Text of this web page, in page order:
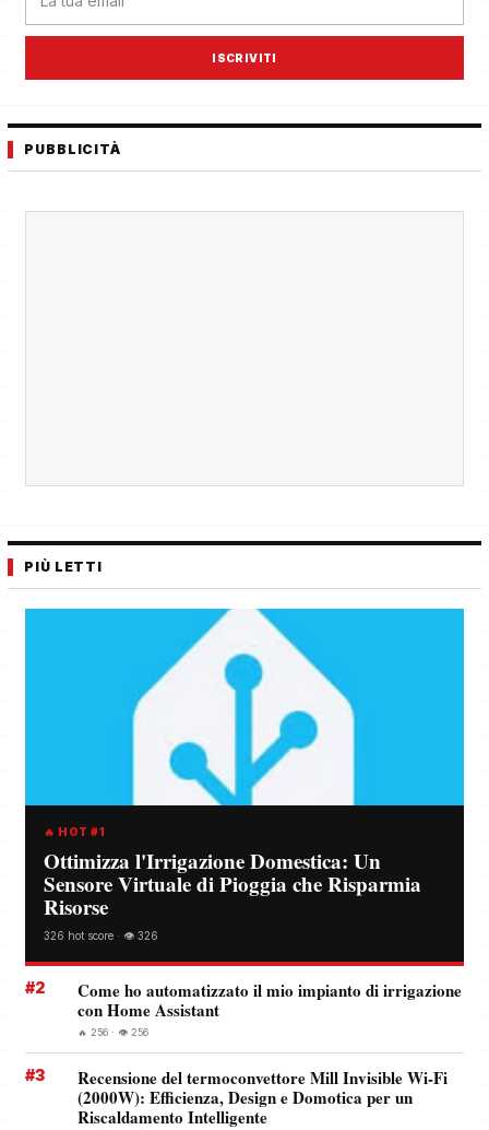
ISCRIVITI
PUBBLICITÀ
PIÙ LETTI
🔥 HOT #1
Ottimizza l'Irrigazione Domestica: Un
Sensore Virtuale di Pioggia che Risparmia
Risorse
326 hot score · 👁️ 326
#2
Come ho automatizzato il mio impianto di irrigazione
con Home Assistant
🔥 256 · 👁️ 256
#3
Recensione del termoconvettore Mill Invisible Wi-Fi
(2000W): Efficienza, Design e Domotica per un
Riscaldamento Intelligente